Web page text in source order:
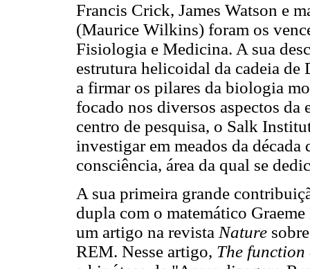
Francis Crick, James Watson e
(Maurice Wilkins) foram os
Fisiologia e Medicina. A sua
estrutura helicoidal da cadeia
a firmar os pilares da biologia
focado nos diversos aspectos
centro de pesquisa, o Salk
investigar em meados da
consciência, área da qual se
A sua primeira grande
dupla com o matemático
um artigo na revista Nature
REM. Nesse artigo, The function